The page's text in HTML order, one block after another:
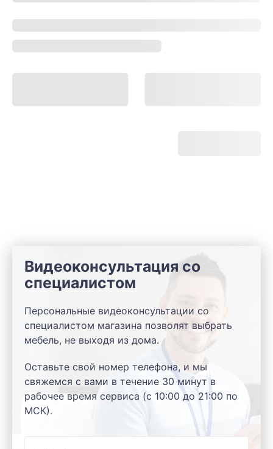
Видеоконсультация со
специалистом
Персональные видеоконсультации со
специалистом магазина позволят выбрать
мебель, не выходя из дома.
Оставьте свой номер телефона, и мы
свяжемся с вами в течение 30 минут в
рабочее время сервиса (с 10:00 до 21:00 по
МСК).